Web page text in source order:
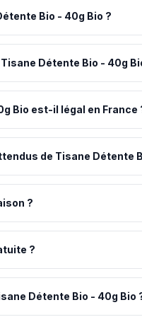
Bio - 40g Bio ?
(20%)*, bâtons de
girofle*, tulsi*, dent-de-
Détente Bio - 40g
pour Tisane Détente Bio -
selon vos besoins.
Bio est-il légal en France
40g Bio est parfaitement
s'engage sur cette
de Tisane Détente
généralement une détente
le moment de la journée.
?
sous 48h par
par email.
?
La livraison est
Détente Bio - 40g Bio